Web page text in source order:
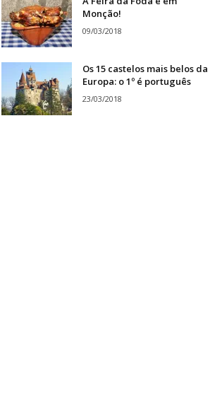
Monção!
09/03/2018
Os 15 castelos mais belos da
Europa: o 1º é português
23/03/2018